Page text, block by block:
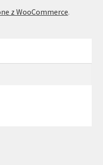
z WooCommerce.